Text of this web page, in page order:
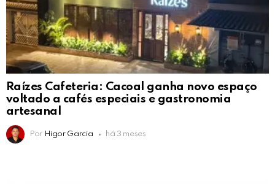
Raízes Cafeteria: Cacoal ganha novo espaço
voltado a cafés especiais e gastronomia
artesanal
Por Higor Garcia há 3 meses